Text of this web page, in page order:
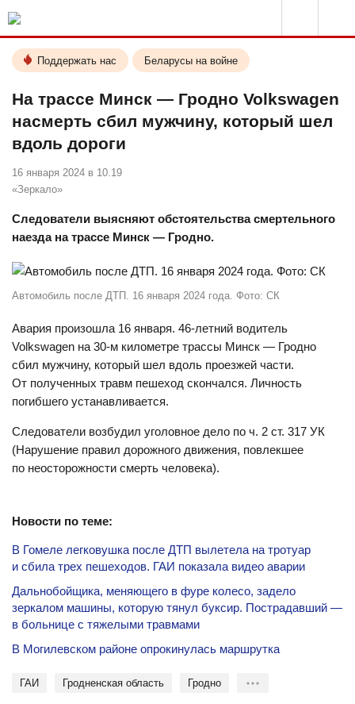
Поддержать нас Беларусы на войне
На трассе Минск — Гродно Volkswagen
насмерть сбил мужчину, который шел
вдоль дороги
16 января 2024 в 10.19
«Зеркало»
Следователи выясняют обстоятельства смертельного
наезда на трассе Минск — Гродно.
Автомобиль после ДТП. 16 января 2024 года. Фото: СК
Авария произошла 16 января. 46-летний водитель
Volkswagen на 30-м километре трассы Минск — Гродно
сбил мужчину, который шел вдоль проезжей части.
От полученных травм пешеход скончался. Личность
погибшего устанавливается.
Следователи возбудил уголовное дело по ч. 2 ст. 317 УК
(Нарушение правил дорожного движения, повлекшее
по неосторожности смерть человека).
Новости по теме:
В Гомеле легковушка после ДТП вылетела на тротуар
и сбила трех пешеходов. ГАИ показала видео аварии
Дальнобойщика, меняющего в фуре колесо, задело
зеркалом машины, которую тянул буксир. Пострадавший —
в больнице с тяжелыми травмами
В Могилевском районе опрокинулась маршрутка
ГАИ Гродненская область Гродно